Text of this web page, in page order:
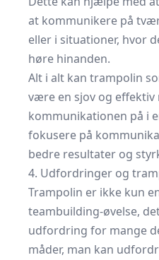
at kommunikere på
eller i situationer, hvor
høre hinanden.
Alt i alt kan trampolin
være en sjov og effektiv
kommunikationen på i
fokusere på
bedre resultater og
4. Udfordringer og
Trampolin er ikke kun
teambuilding-øvelse,
udfordring for mange
måder, man kan